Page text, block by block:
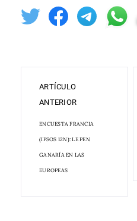
ARTÍCULO
ANTERIOR
ENCUESTA FRANCIA
(IPSOS 12N): LE PEN
GANARÍA EN LAS
EUROPEAS